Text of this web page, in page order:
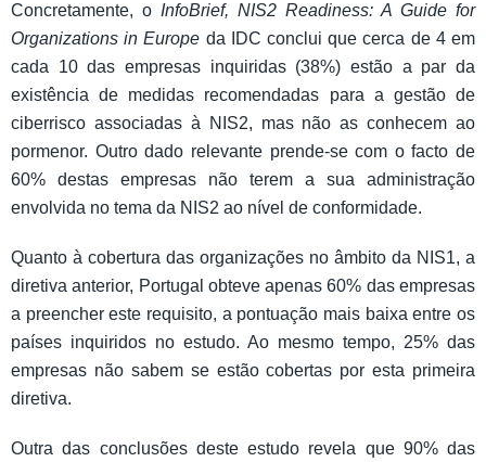
Concretamente, o InfoBrief, NIS2 Readiness: A Guide for
Organizations in Europe da IDC conclui que cerca de 4 em
cada 10 das empresas inquiridas (38%) estão a par da
existência de medidas recomendadas para a gestão de
ciberrisco associadas à NIS2, mas não as conhecem ao
pormenor. Outro dado relevante prende-se com o facto de
60% destas empresas não terem a sua administração
envolvida no tema da NIS2 ao nível de conformidade.
Quanto à cobertura das organizações no âmbito da NIS1, a
diretiva anterior, Portugal obteve apenas 60% das empresas
a preencher este requisito, a pontuação mais baixa entre os
países inquiridos no estudo. Ao mesmo tempo, 25% das
empresas não sabem se estão cobertas por esta primeira
diretiva.
Outra das conclusões deste estudo revela que 90% das